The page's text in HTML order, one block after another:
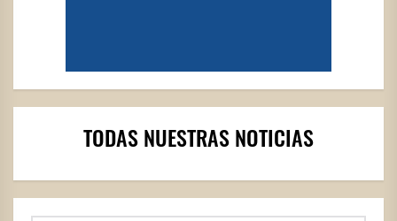
TODAS NUESTRAS NOTICIAS